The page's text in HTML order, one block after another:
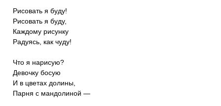
Рисовать я буду!
Рисовать я буду,
Каждому рисунку
Радуясь, как чуду!
Что я нарисую?
Девочку босую
И в цветах долины,
Парня с мандолиной —